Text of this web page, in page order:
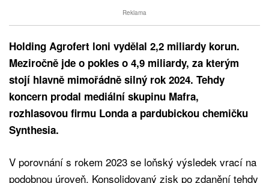
Reklama
Holding Agrofert loni vydělal 2,2 miliardy korun.
Meziročně jde o pokles o 4,9 miliardy, za kterým
stojí hlavně mimořádně silný rok 2024. Tehdy
koncern prodal mediální skupinu Mafra,
rozhlasovou firmu Londa a pardubickou chemičku
Synthesia.
V porovnání s rokem 2023 se loňský výsledek vrací na
podobnou úroveň. Konsolidovaný zisk po zdanění tehdy